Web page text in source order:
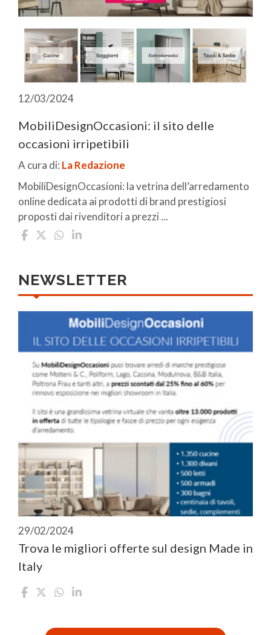
12/03/2024
MobiliDesignOccasioni: il sito delle
occasioni irripetibili
A cura di: La Redazione
MobiliDesignOccasioni: la vetrina dell’arredamento
online dedicata ai prodotti di brand prestigiosi
proposti dai rivenditori a prezzi ...
NEWSLETTER
29/02/2024
Trova le migliori offerte sul design Made in
Italy